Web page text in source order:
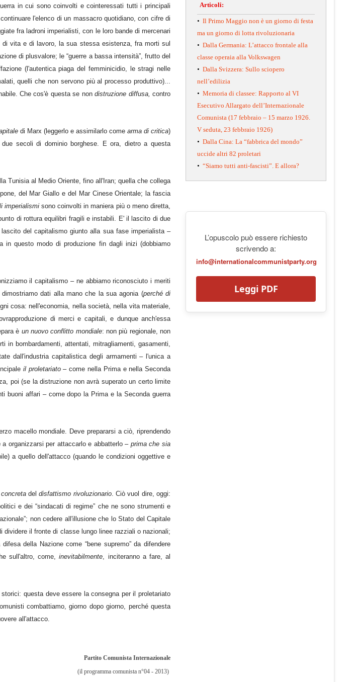
in cui sono coinvolti e cointeressati tutti i principali
l'elenco di un massacro quotidiano, con cifre di
fra ladroni imperialisti, con le loro bande di mercenari
vita e di lavoro, la sua stessa esistenza, fra morti sul
di plusvalore; le “guerre a bassa intensità”, frutto del
(l'autentica piaga del femminicidio, le stragi nelle
quelli che non servono più al processo produttivo)...
Che cos'è questa se nondistruzione diffusa,contro
di Marx (leggerlo e assimilarlo come arma di critica)
secoli di dominio borghese. E ora, dietro a questa
Tunisia al Medio Oriente, fino all'Iran; quella che collega
del Mar Giallo e del Mar Cinese Orientale; la fascia
imperialismisono coinvolti in maniera più o meno diretta,
di rottura equilibri fragili e instabili. E' il lascito di due
del capitalismo giunto alla sua fase imperialista –
in questo modo di produzione fin dagli inizi (dobbiamo
il capitalismo – ne abbiamo riconosciuto i meriti
dati alla mano che la sua agonia (perché di
cosa: nell'economia, nella società, nella vita materiale,
di merci e capitali, e dunque anch'essa
è un nuovo conflitto mondiale: non più regionale, non
bombardamenti, attentati, mitragliamenti, gasamenti,
dall'industria capitalistica degli armamenti – l'unica a
il proletariato– come nella Prima e nella Seconda
poi (se la distruzione non avrà superato un certo limite
buoni affari – come dopo la Prima e la Seconda guerra
macello mondiale. Deve prepararsi a ciò, riprendendo
organizzarsi per attaccarlo e abbatterlo – prima che sia
a quello dell'attacco (quando le condizioni oggettive e
deldisfattismo rivoluzionario. Ciò vuol dire, oggi:
e dei “sindacati di regime” che ne sono strumenti e
non cedere all'illusione che lo Stato del Capitale
il fronte di classe lungo linee razziali o nazionali;
della Nazione come “bene supremo” da difendere
sull'altro, come,inevitabilmente , inciteranno a fare, al
questa deve essere la consegna per il proletariato
combattiamo, giorno dopo giorno, perché questa
all'attacco.
Partito Comunista Internazionale
(il programma comunista n°04 - 2013)
Articoli:
• Il Primo Maggio non è un giorno di festa
ma un giorno di lotta rivoluzionaria
• Dalla Germania: L’attacco frontale alla
classe operaia alla Volkswagen
• Dalla Svizzera: Sullo sciopero
nell’edilizia
• Memoria di classee: Rapporto al VI
Esecutivo Allargato dell’Internazionale
Comunista (17 febbraio – 15 marzo 1926.
V seduta, 23 febbraio 1926)
• Dalla Cina: La “fabbrica del mondo”
uccide altri 82 proletari
• “Siamo tutti anti-fascisti”. E allora?
L’opuscolo può essere richiesto
scrivendo a:
info@internationalcommunistparty.org
Leggi PDF